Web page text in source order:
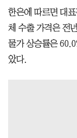
한은에 따르면 대
체 수출 가격은 전
물가 상승률은
았다.